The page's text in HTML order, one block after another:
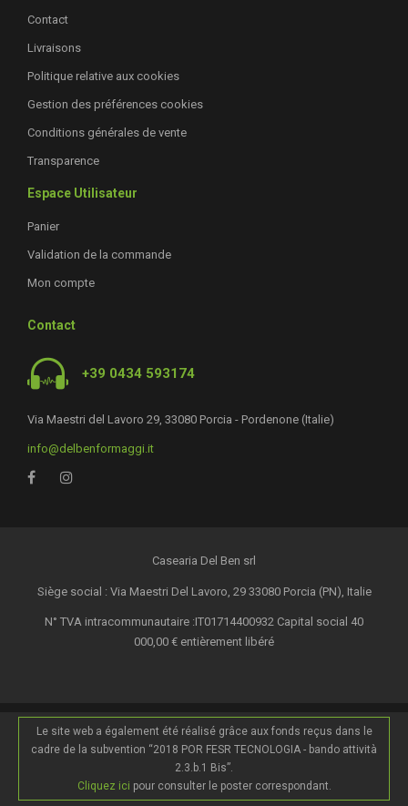
Contact
Livraisons
Politique relative aux cookies
Gestion des préférences cookies
Conditions générales de vente
Transparence
Espace Utilisateur
Panier
Validation de la commande
Mon compte
Contact
+39 0434 593174
Via Maestri del Lavoro 29, 33080 Porcia - Pordenone (Italie)
info@delbenformaggi.it
Casearia Del Ben srl
Siège social : Via Maestri Del Lavoro, 29 33080 Porcia (PN), Italie
N° TVA intracommunautaire :IT01714400932 Capital social 40
000,00 € entièrement libéré
Le site web a également été réalisé grâce aux fonds reçus dans le
cadre de la subvention “2018 POR FESR TECNOLOGIA - bando attività
2.3.b.1 Bis”.
Cliquez ici pour consulter le poster correspondant.